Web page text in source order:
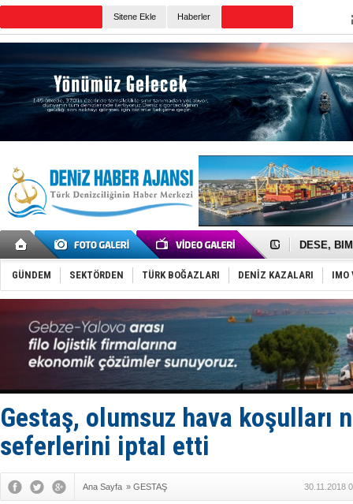
Sitene Ekle Haberler
İngiliz
DESE,
35 milyon
İnsansız
Yüzyıl
Anadolu
Derince,
Tüpraş,
İTU AUV,
LNG
PROYAD,
Türk
GÜNDEM SEKTÖRDEN TÜRK BOĞAZLARI DENİZ KAZALARI IMO
Gestaş, olumsuz hava koşulları
seferlerini iptal etti
Ana Sayfa » GESTAŞ 30.11.2018